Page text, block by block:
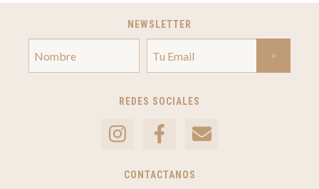
NEWSLETTER
REDES SOCIALES
CONTACTANOS